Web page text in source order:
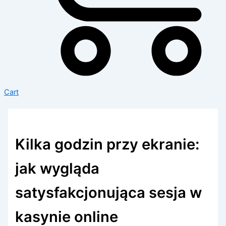
Cart
Kilka godzin przy ekranie:
jak wygląda
satysfakcjonująca sesja w
kasynie online